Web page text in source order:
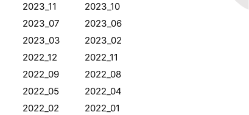
2023_11
2023_10
2023_07
2023_06
2023_03
2023_02
2022_12
2022_11
2022_09
2022_08
2022_05
2022_04
2022_02
2022_01